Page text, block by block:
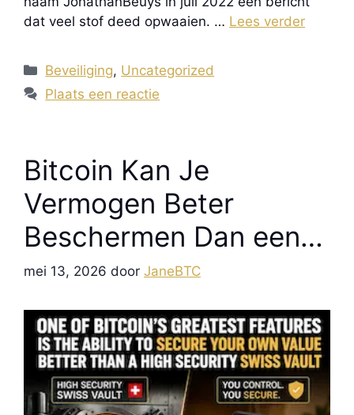
dat veel stof deed opwaaien. … Lees verder
Categorieën
Beveiliging, Uncategorized
Plaats een reactie
Bitcoin Kan Je
Vermogen Beter
Beschermen Dan een
Hoogbeveiligde
Zwitserse Kluis
mei 13, 2026 door JaneBTC